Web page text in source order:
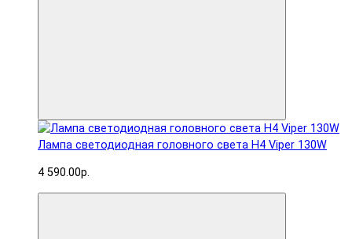
Лампа светодиодная головного света H4 Viper 130W
4 590.00р.